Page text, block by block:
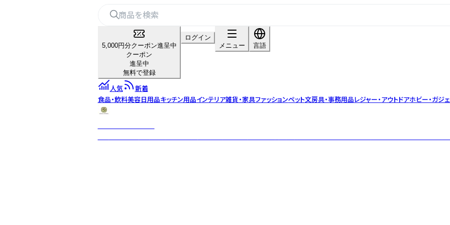
5,000円分クーポン進呈中
クーポン
進呈中
無料で登録
ログイン
メニュー
言語
人気
新着
食品・飲料美容日用品キッチン用品インテリア雑貨・家具ファッションペット文房具・事務用品レジャー・アウトドアホビー・ガジ